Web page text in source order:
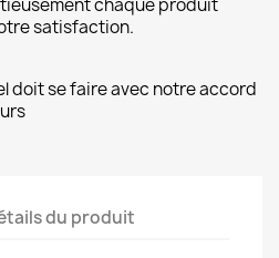
chaque produit
satisfaction.
doit se faire avec notre accord
du produit